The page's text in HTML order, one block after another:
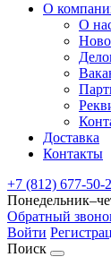
О
О
Доставка
Контакты
+7 (812) 677-50-
Обратный
Войти
Поиск